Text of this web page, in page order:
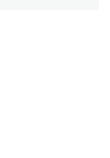
の夏
球父 野球母
ランバッター
た